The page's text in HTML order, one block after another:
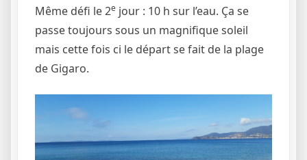
Même défi le 2e jour : 10 h sur l’eau. Ça se
passe toujours sous un magnifique soleil
mais cette fois ci le départ se fait de la plage
de Gigaro.